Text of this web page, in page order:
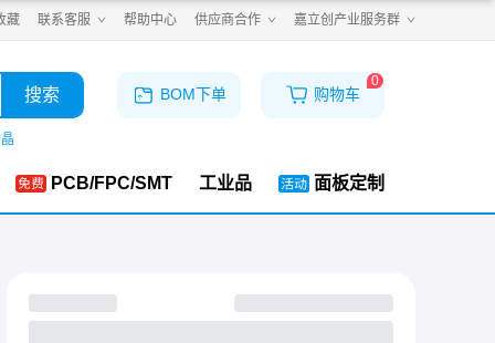
藏 联系客服 帮助中心 供应商合作 嘉立创产业服务群
搜索 BOM下单 购物车
0
PCB/FPC/SMT 工业品 面板定制